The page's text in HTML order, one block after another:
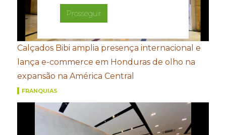
Prosseguir
Calçados Bibi amplia presença internacional e
lança e-commerce em Honduras de olho na
expansão na América Central
FRANQUIAS